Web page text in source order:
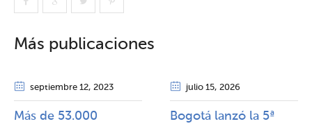
Más publicaciones
septiembre 12, 2023
Más de 53.000
julio 15, 2026
Bogotá lanzó la 5ª